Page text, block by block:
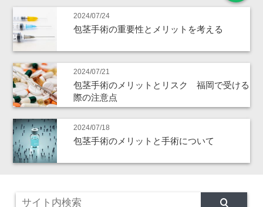
2024/07/24
包茎手術の重要性とメリットを考える
2024/07/21
包茎手術のメリットとリスク 福岡で受ける
際の注意点
2024/07/18
包茎手術のメリットと手術について